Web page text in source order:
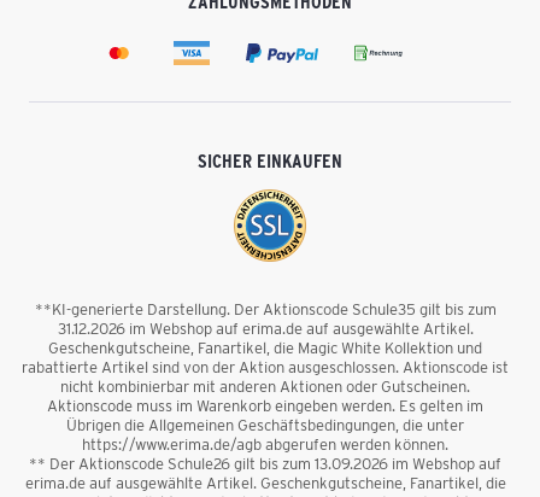
SICHER EINKAUFEN
**KI-generierte Darstellung. Der Aktionscode Schule35 gilt bis zum
31.12.2026 im Webshop auf erima.de auf ausgewählte Artikel.
Geschenkgutscheine, Fanartikel, die Magic White Kollektion und
rabattierte Artikel sind von der Aktion ausgeschlossen. Aktionscode ist
nicht kombinierbar mit anderen Aktionen oder Gutscheinen.
Aktionscode muss im Warenkorb eingeben werden. Es gelten im
Übrigen die Allgemeinen Geschäftsbedingungen, die unter
https://www.erima.de/agb abgerufen werden können.
** Der Aktionscode Schule26 gilt bis zum 13.09.2026 im Webshop auf
erima.de auf ausgewählte Artikel. Geschenkgutscheine, Fanartikel, die